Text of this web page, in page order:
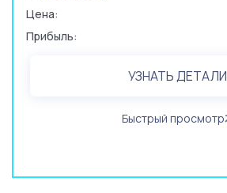
Цена:
Прибыль:
УЗНАТЬ ДЕТАЛИ
Быстрый просмотр